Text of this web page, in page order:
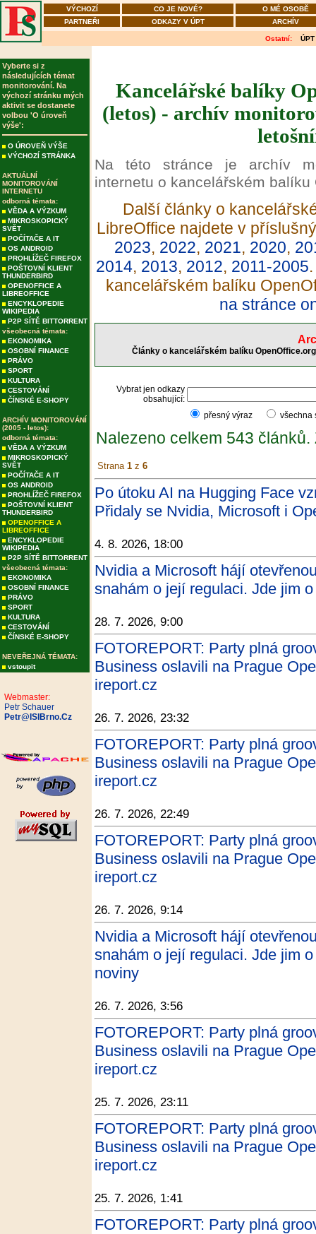
VÝCHOZÍ CO JE NOVÉ?
O MÉ OSOBĚ
PARTNEŘI
ODKAZY V ÚPT ARCHÍV
Ostatní: ÚPT
Vyberte si z
následujících témat
monitorování. Na
výchozí stránku mých
aktivit se dostanete
volbou 'O úroveň
výše':
O ÚROVEŇ VÝŠE
VÝCHOZÍ STRÁNKA
AKTUÁLNÍ
MONITOROVÁNÍ
INTERNETU
odborná témata:
VĚDA A VÝZKUM
MIKROSKOPICKÝ
SVĚT
POČÍTAČE A IT
OS ANDROID
PROHLÍŽEČ FIREFOX
POŠTOVNÍ KLIENT
THUNDERBIRD
OPENOFFICE A
LIBREOFFICE
ENCYKLOPEDIE
WIKIPEDIA
P2P SÍTĚ BITTORRENT
všeobecná témata:
EKONOMIKA
OSOBNÍ FINANCE
PRÁVO
SPORT
KULTURA
CESTOVÁNÍ
ČÍNSKÉ E-SHOPY
ARCHÍV MONITOROVÁNÍ
(2005 - letos):
odborná témata:
VĚDA A VÝZKUM
MIKROSKOPICKÝ
SVĚT
POČÍTAČE A IT
OS ANDROID
PROHLÍŽEČ FIREFOX
POŠTOVNÍ KLIENT
THUNDERBIRD
OPENOFFICE A
LIBREOFFICE
ENCYKLOPEDIE
WIKIPEDIA
P2P SÍTĚ BITTORRENT
všeobecná témata:
EKONOMIKA
OSOBNÍ FINANCE
PRÁVO
SPORT
KULTURA
CESTOVÁNÍ
ČÍNSKÉ E-SHOPY
NEVEŘEJNÁ TÉMATA:
vstoupit
Webmaster:
Petr Schauer
Petr@ISIBrno.Cz
Kancelářské balíky
(letos) - archív
Na této stránce je archív
internetu o kancelářském
Další články o
LibreOffice najdete v
2023, 2022, 2021, 2020,
2014, 2013, 2012, 2011-2005
kancelářském balíku
na stránce
Články o kancelářském balíku
Vybrat jen odkazy
obsahující:
přesný výraz
Nalezeno celkem 543
Strana 1 z 6
Po útoku AI na Hugging Face
Přidaly se Nvidia, Microsoft i
4. 8. 2026, 18:00
Nvidia a Microsoft hájí
snahám o její regulaci. Jde jim
28. 7. 2026, 9:00
FOTOREPORT: Party plná
Business oslavili na Prague
ireport.cz
26. 7. 2026, 23:32
FOTOREPORT: Party plná
Business oslavili na Prague
ireport.cz
26. 7. 2026, 22:49
FOTOREPORT: Party plná
Business oslavili na Prague
ireport.cz
26. 7. 2026, 9:14
Nvidia a Microsoft hájí
snahám o její regulaci. Jde jim
noviny
26. 7. 2026, 3:56
FOTOREPORT: Party plná
Business oslavili na Prague
ireport.cz
25. 7. 2026, 23:11
FOTOREPORT: Party plná
Business oslavili na Prague
ireport.cz
25. 7. 2026, 1:41
FOTOREPORT: Party plná